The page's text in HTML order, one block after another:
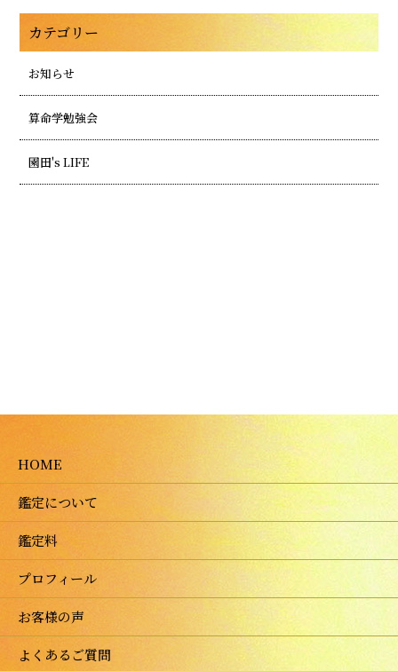
カテゴリー
お知らせ
算命学勉強会
園田's LIFE
HOME
鑑定について
鑑定料
プロフィール
お客様の声
よくあるご質問